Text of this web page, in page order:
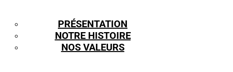
PRÉSENTATION
NOTRE HISTOIRE
NOS VALEURS